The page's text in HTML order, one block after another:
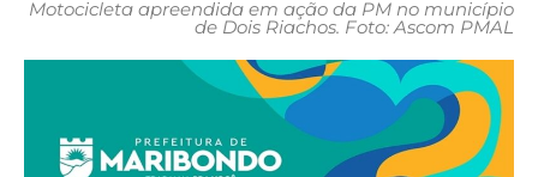
Motocicleta apreendida em ação da PM no município
de Dois Riachos. Foto: Ascom PMAL